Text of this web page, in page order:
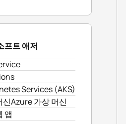
프트 애저
Services (AKS)
Azure 가상 머신
앱